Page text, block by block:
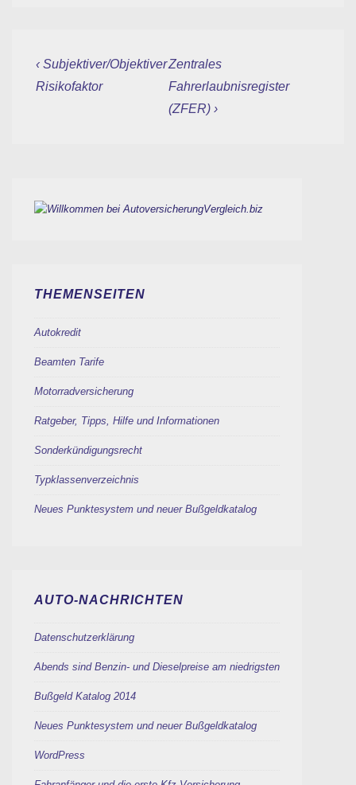
Beitragsnavigation
Vorheriger
Beitrag
‹ Subjektiver/Objektiver
Risikofaktor
Nächster
Beitrag
ist
Zentrales
Fahrerlaubnisregister
(ZFER) ›
THEMENSEITEN
Autokredit
Beamten Tarife
Motorradversicherung
Ratgeber, Tipps, Hilfe und Informationen
Sonderkündigungsrecht
Typklassenverzeichnis
Neues Punktesystem und neuer Bußgeldkatalog
AUTO-NACHRICHTEN
Datenschutzerklärung
Abends sind Benzin- und Dieselpreise am niedrigsten
Bußgeld Katalog 2014
Neues Punktesystem und neuer Bußgeldkatalog
WordPress